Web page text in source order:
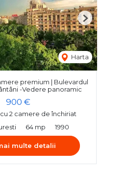
Harta
Next
premium | Bulevardul
-Vedere panoramic
900 €
2 camere de închiriat
64 mp 1990
multe detalii